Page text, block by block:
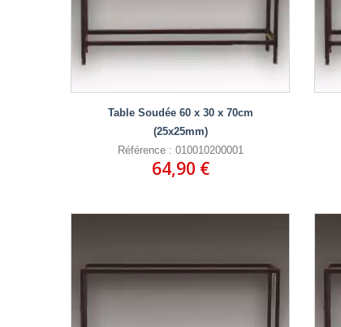
Table Soudée 60 x 30 x 70cm
(25x25mm)
Référence : 010010200001
64,90 €